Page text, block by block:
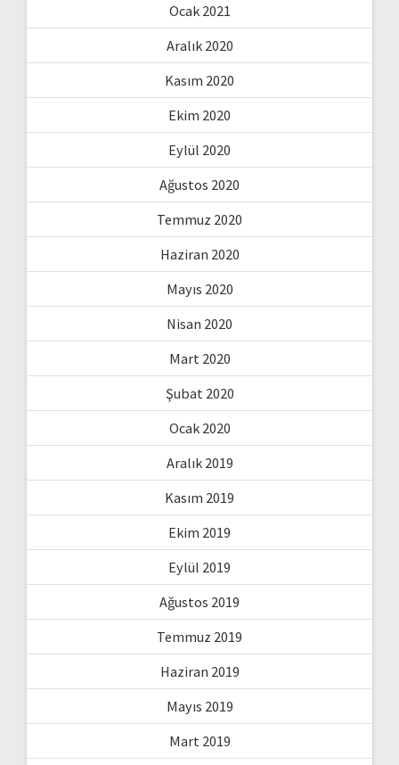
Ocak 2021
Aralık 2020
Kasım 2020
Ekim 2020
Eylül 2020
Ağustos 2020
Temmuz 2020
Haziran 2020
Mayıs 2020
Nisan 2020
Mart 2020
Şubat 2020
Ocak 2020
Aralık 2019
Kasım 2019
Ekim 2019
Eylül 2019
Ağustos 2019
Temmuz 2019
Haziran 2019
Mayıs 2019
Mart 2019